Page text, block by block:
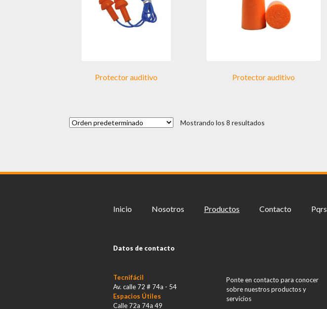
Protector auditivo Protector auditivo
Mostrando los 8 resultados
Inicio Nosotros Productos Contacto Pqrs
Datos de contacto
Tecnifácil
Av. calle 72 # 74a - 54
Espacios Útiles
Calle 72a 74a 49
Ponte en contacto para conocer
sobre nuestros productos y
servicios